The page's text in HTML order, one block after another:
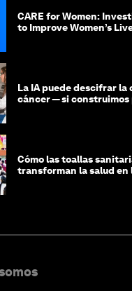
CARE for Women:
to Improve Women’s
La IA puede descifrar la
cáncer — si construimos
Cómo las toallas
transforman la salud en